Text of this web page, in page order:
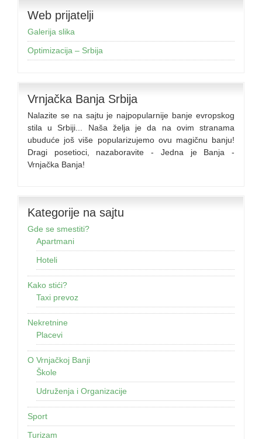
Web prijatelji
Galerija slika
Optimizacija – Srbija
Vrnjačka Banja Srbija
Nalazite se na sajtu je najpopularnije banje evropskog
stila u Srbiji... Naša želja je da na ovim stranama
ubuduće još više popularizujemo ovu magičnu banju!
Dragi posetioci, nazaboravite - Jedna je Banja -
Vrnjačka Banja!
Kategorije na sajtu
Gde se smestiti?
Apartmani
Hoteli
Kako stići?
Taxi prevoz
Nekretnine
Placevi
O Vrnjačkoj Banji
Škole
Udruženja i Organizacije
Sport
Turizam